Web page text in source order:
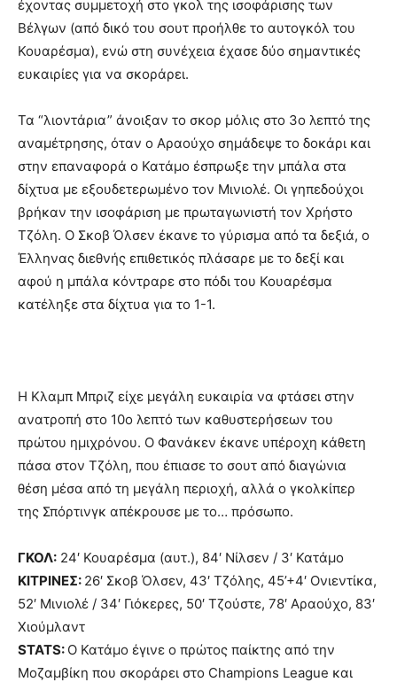
έχοντας συμμετοχή στο γκολ της ισοφάρισης των
Βέλγων (από δικό του σουτ προήλθε το αυτογκόλ του
Κουαρέσμα), ενώ στη συνέχεια έχασε δύο σημαντικές
ευκαιρίες για να σκοράρει.
Τα “λιοντάρια” άνοιξαν το σκορ μόλις στο 3ο λεπτό της
αναμέτρησης, όταν ο Αραούχο σημάδεψε το δοκάρι και
στην επαναφορά ο Κατάμο έσπρωξε την μπάλα στα
δίχτυα με εξουδετερωμένο τον Μινιολέ. Οι γηπεδούχοι
βρήκαν την ισοφάριση με πρωταγωνιστή τον Χρήστο
Τζόλη. Ο Σκοβ Όλσεν έκανε το γύρισμα από τα δεξιά, ο
Έλληνας διεθνής επιθετικός πλάσαρε με το δεξί και
αφού η μπάλα κόντραρε στο πόδι του Κουαρέσμα
κατέληξε στα δίχτυα για το 1-1.
Η Κλαμπ Μπριζ είχε μεγάλη ευκαιρία να φτάσει στην
ανατροπή στο 10ο λεπτό των καθυστερήσεων του
πρώτου ημιχρόνου. Ο Φανάκεν έκανε υπέροχη κάθετη
πάσα στον Τζόλη, που έπιασε το σουτ από διαγώνια
θέση μέσα από τη μεγάλη περιοχή, αλλά ο γκολκίπερ
της Σπόρτινγκ απέκρουσε με το… πρόσωπο.
ΓΚΟΛ: 24′ Κουαρέσμα (αυτ.), 84′ Νίλσεν / 3′ Κατάμο
ΚΙΤΡΙΝΕΣ: 26′ Σκοβ Όλσεν, 43′ Τζόλης, 45’+4′ Ονιεντίκα,
52′ Μινιολέ / 34′ Γιόκερες, 50′ Τζούστε, 78′ Αραούχο, 83′
Χιούμλαντ
STATS: Ο Κατάμο έγινε ο πρώτος παίκτης από την
Μοζαμβίκη που σκοράρει στο Champions League και